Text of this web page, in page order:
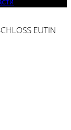
EUTIN